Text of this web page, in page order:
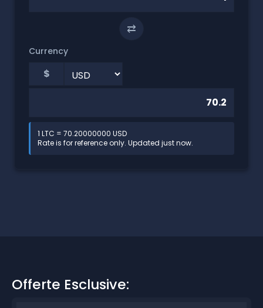
⇄
Currency
$
1 LTC = 70.20000000 USD
Rate is for reference only. Updated just now.
Offerte Esclusive: